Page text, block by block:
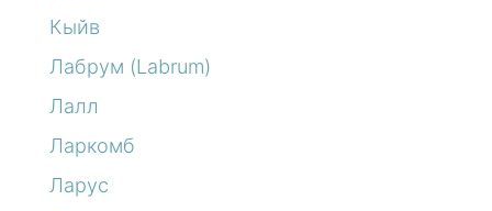
Кыйв
Лабрум (Labrum)
Лалл
Ларкомб
Ларус